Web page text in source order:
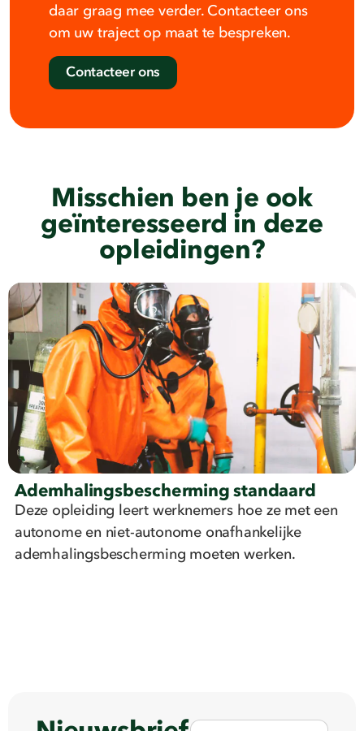
daar graag mee verder. Contacteer ons
om uw traject op maat te bespreken.
Contacteer ons
Misschien ben je ook
geïnteresseerd in deze
opleidingen?
Ademhalingsbescherming standaard
Deze opleiding leert werknemers hoe ze met een
autonome en niet-autonome onafhankelijke
ademhalingsbescherming moeten werken.